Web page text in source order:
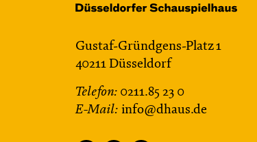
Gustaf-Gründgens-Platz 1
40211 Düsseldorf
Telefon: 0211.85 23 0
E-Mail: info@dhaus.de